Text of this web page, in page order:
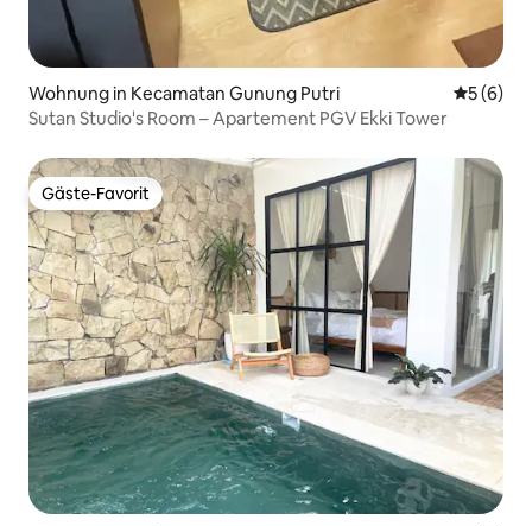
Wohnung in Kecamatan Gunung Putri
5 (6)
Sutan Studio's Room – Apartement PGV Ekki Tower
Gäste-Favorit
Gäste-Favorit